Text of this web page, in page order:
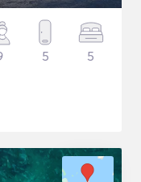
5 5